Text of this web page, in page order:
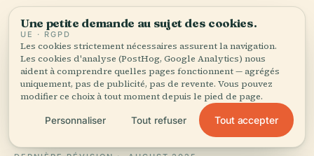
Capital Moto Week 2025 Live Broadcasts and Schedule,
2025,
Wikipedia — Granja do Torto
Une petite demande au sujet des cookies.
UE · RGPD
Les cookies strictement nécessaires assurent la navigation.
Les cookies d'analyse (PostHog, Google Analytics) nous
aident à comprendre quelles pages fonctionnent — agrégés
uniquement, pas de publicité, pas de revente. Vous pouvez
modifier ce choix à tout moment depuis le pied de page.
Personnaliser Tout refuser Tout accepter